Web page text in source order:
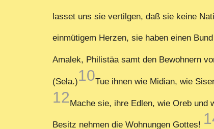
lasset uns sie vertilgen, daß sie keine
einmütigem Herzen, sie haben einen
Amalek, Philistäa samt den Bewohnern
(Sela.)10Tue ihnen wie Midian, wie
12Mache sie, ihre Edlen, wie Oreb und
Besitz nehmen die Wohnungen Gottes!